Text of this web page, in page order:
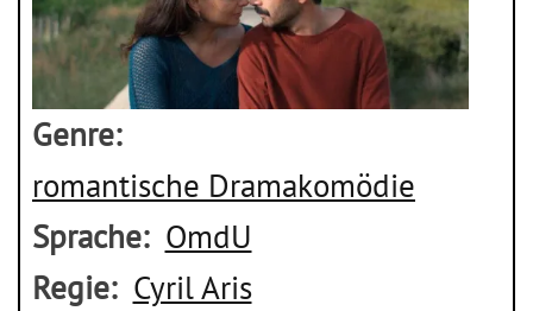
Genre
romantische Dramakomödie
Sprache
OmdU
Regie
Cyril Aris